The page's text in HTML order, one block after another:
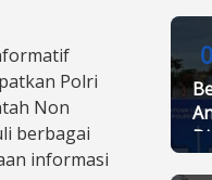
Polri
Non
berbagai
informasi